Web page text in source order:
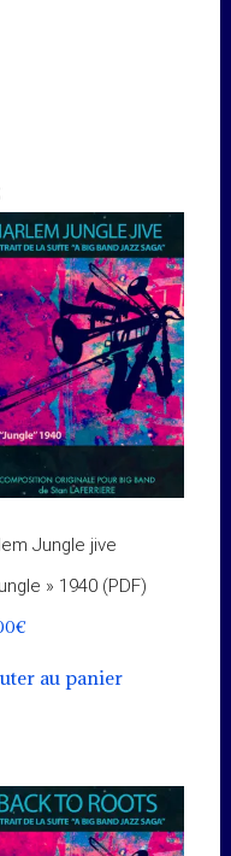
Jungle jive
» 1940 (PDF)
€
au panier